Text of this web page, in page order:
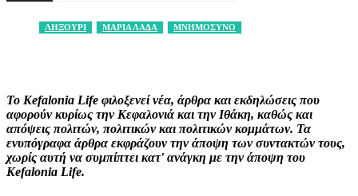
ΛΗΞΟΥΡΙ ΜΑΡΙΑ ΛΑΔΑ ΜΝΗΜΟΣΥΝΟ
Το Kefalonia Life φιλοξενεί νέα, άρθρα και εκδηλώσεις που
αφορούν κυρίως την Κεφαλονιά και την Ιθάκη, καθώς και
απόψεις πολιτών, πολιτικών και πολιτικών κομμάτων. Τα
ενυπόγραφα άρθρα εκφράζουν την άποψη των συντακτών τους,
χωρίς αυτή να συμπίπτει κατ' ανάγκη με την άποψη του
Kefalonia Life.